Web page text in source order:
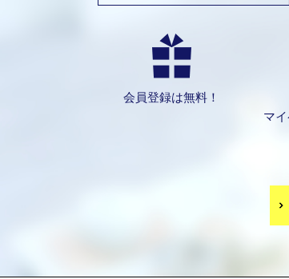
会員登録は無料！
マ